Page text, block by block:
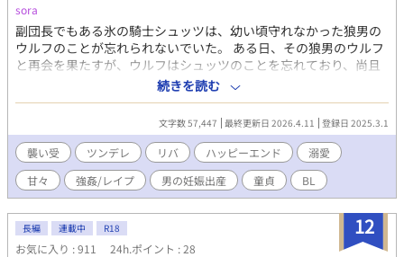
sora
副団長でもある氷の騎士シュッツは、幼い頃守れなかった狼男の
ウルフのことが忘れられないでいた。 ある日、その狼男のウルフ
と再会を果たすが、ウルフはシュッツのことを忘れており、尚且
つ魔王の側近だと言ってきた。 それでもウルフを溺愛するシュッ
ツだが、魔王の呪いでふたなりにされてしまい…… 『魔王討伐御
一行をフタナリにして孕ませる』の別の話です。 副騎士団長シュ
ッツ（クール系）×ウルフ（ツンデレ） ウルフ×副騎士団長 のリ
バ モブ団員（複数）×副騎士団長 クール受け ツンデレ、襲い受
け ふたなり 童貞 処女 強姦 イラマチオ 複数プレイ 玩具 精液風呂
お清めセックス 妊娠 甘々 ハッピーエンド 特殊なプレイも続出す
るので、苦手な方はご注意ください。
続きを読む
文字数 57,447 最終更新日 2026.4.11 登録日 2025.3.1
襲い受 ツンデレ リバ ハッピーエンド
溺愛
甘々
強姦/レイプ 男の妊娠出産 童貞 BL
12
長編 連載中 R18
お気に入り : 911 24h.ポイント : 28